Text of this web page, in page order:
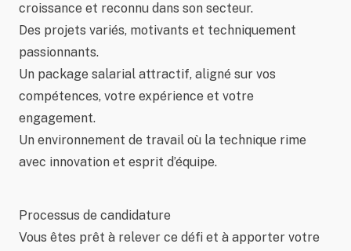
croissance et reconnu dans son secteur.
Des projets variés, motivants et techniquement
passionnants.
Un package salarial attractif, aligné sur vos
compétences, votre expérience et votre
engagement.
Un environnement de travail où la technique rime
avec innovation et esprit d’équipe.
Processus de candidature
Vous êtes prêt à relever ce défi et à apporter votre